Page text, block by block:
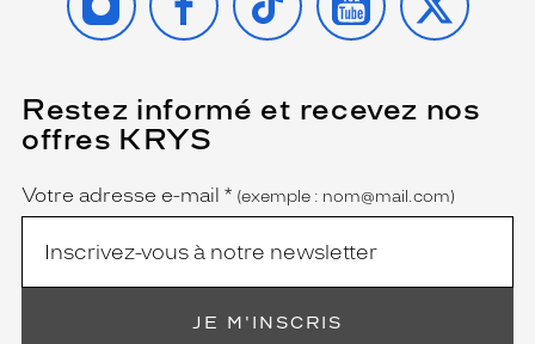
Restez informé et recevez nos
offres KRYS
Name
Votre adresse e-mail *
(Ce
champ
est
obligatoire)
(exemple : nom@mail.com)
JE M'INSCRIS